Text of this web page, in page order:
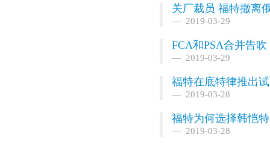
关厂裁员 福特撤离
2019-03-29
FCA和PSA合并告
2019-03-29
福特在底特律推出
2019-03-28
福特为何选择韩恺
2019-03-28